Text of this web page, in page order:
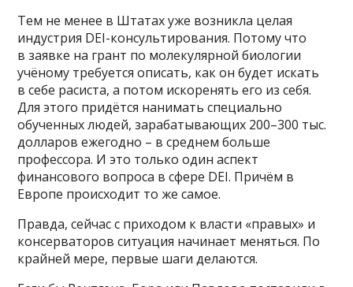
Тем не менее в Штатах уже возникла целая
индустрия DEI-консультирования. Потому что
в заявке на грант по молекулярной биологии
учёному требуется описать, как он будет искать
в себе расиста, а потом искоренять его из себя.
Для этого придётся нанимать специально
обученных людей, зарабатывающих 200–300 тыс.
долларов ежегодно – в среднем больше
профессора. И это только один аспект
финансового вопроса в сфере DEI. Причём в
Европе происходит то же самое.
Правда, сейчас с приходом к власти «правых» и
консерваторов ситуация начинает меняться. По
крайней мере, первые шаги делаются.